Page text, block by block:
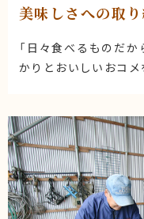
美味しさへの取
「日々食べるものだか
かりとおいしいおコメ